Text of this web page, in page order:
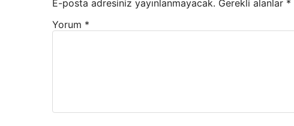
E-posta adresiniz yayınlanmayacak. Gerekli alanlar *
Yorum *